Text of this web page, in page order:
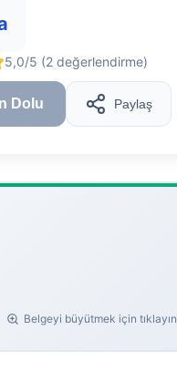
5,0/5 (2 değerlendirme)
Dolu Paylaş
Belgeyi büyütmek için tıklayın